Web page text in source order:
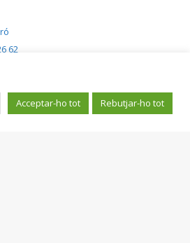
62
Acceptar-ho tot Rebutjar-ho tot